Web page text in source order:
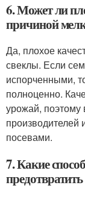
6. Может ли
причиной
Да, плохое
свеклы. Если
испорченными,
полноценно.
урожай,
производителей
посевами.
7. Какие